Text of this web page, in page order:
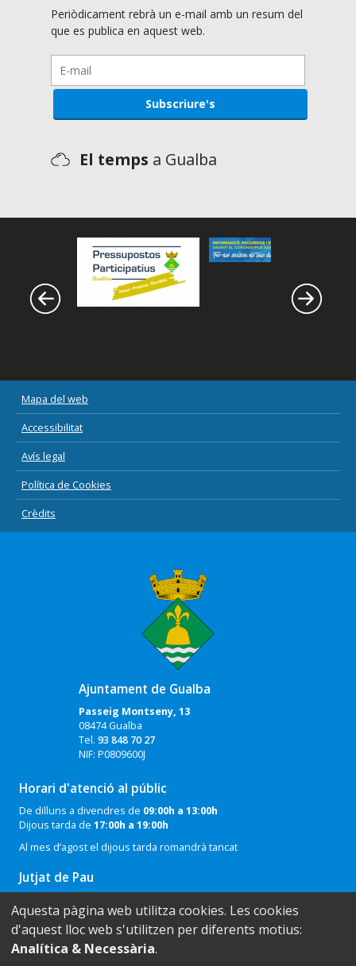
Periòdicament rebrà un e-mail amb un resum del
que es publica en aquest web.
El temps a Gualba
Mapa del web
Accessibilitat
Avís legal
Política de Cookies
Crèdits
Ajuntament de Gualba
Passeig Montseny, 13
08474 Gualba
Tel. 93 848 70 27
NIF: P0809600J
Horari d'atenció al públic
De dilluns a divendres de 09:00h a 13:00h
Dijous tarda de 17:00h a 19:00h
Al mes d’agost el dijous tarda romandrà tancat
Jutjat de Pau
Mail:agrsjpau68@xij.gencat.cat
Registre Civil
Aquesta pàgina web utilitza cookies. Les cookies
d'aquest lloc web s'utilitzen per diferents motius:
Analítica & Necessària.